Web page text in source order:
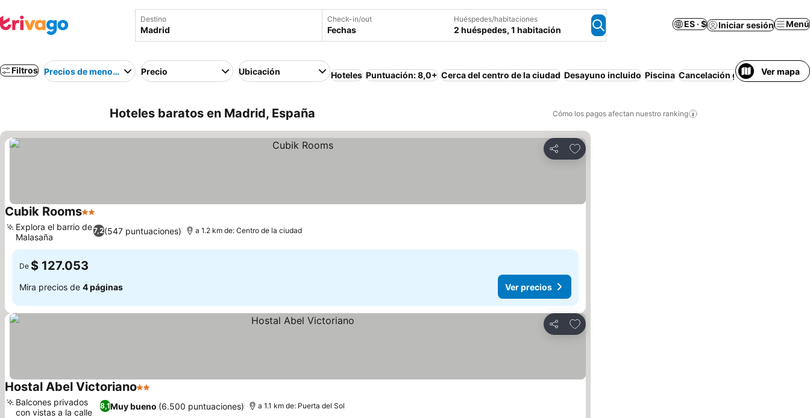
Destino Check-in/out
Fechas
Huéspedes/habitaciones
2 huéspedes, 1 habitación
ES · $ Iniciar sesión Menú
Filtros Precios de menor a mayorPrecio Ubicación Hoteles Puntuación: 8,0+ Cerca del centro de la ciudad Desayuno incluido Piscina Cancelación gratuitaVer mapa
Hoteles baratos en Madrid, España Cómo los pagos afectan nuestro ranking
Compartir
Agregar a favoritos
Cubik Rooms2 Estrellas
7,2(547 puntuaciones)
Explora el barrio de
Malasaña
a 1.2 km de: Centro de la ciudad
De $ 127.053
Mira precios de 4 páginas Ver precios
Compartir
Agregar a favoritos
Hostal Abel Victoriano2 Estrellas
8,1Muy bueno (6.500 puntuaciones)
Balcones privados
con vistas a la calle
a 1.1 km de: Puerta del Sol